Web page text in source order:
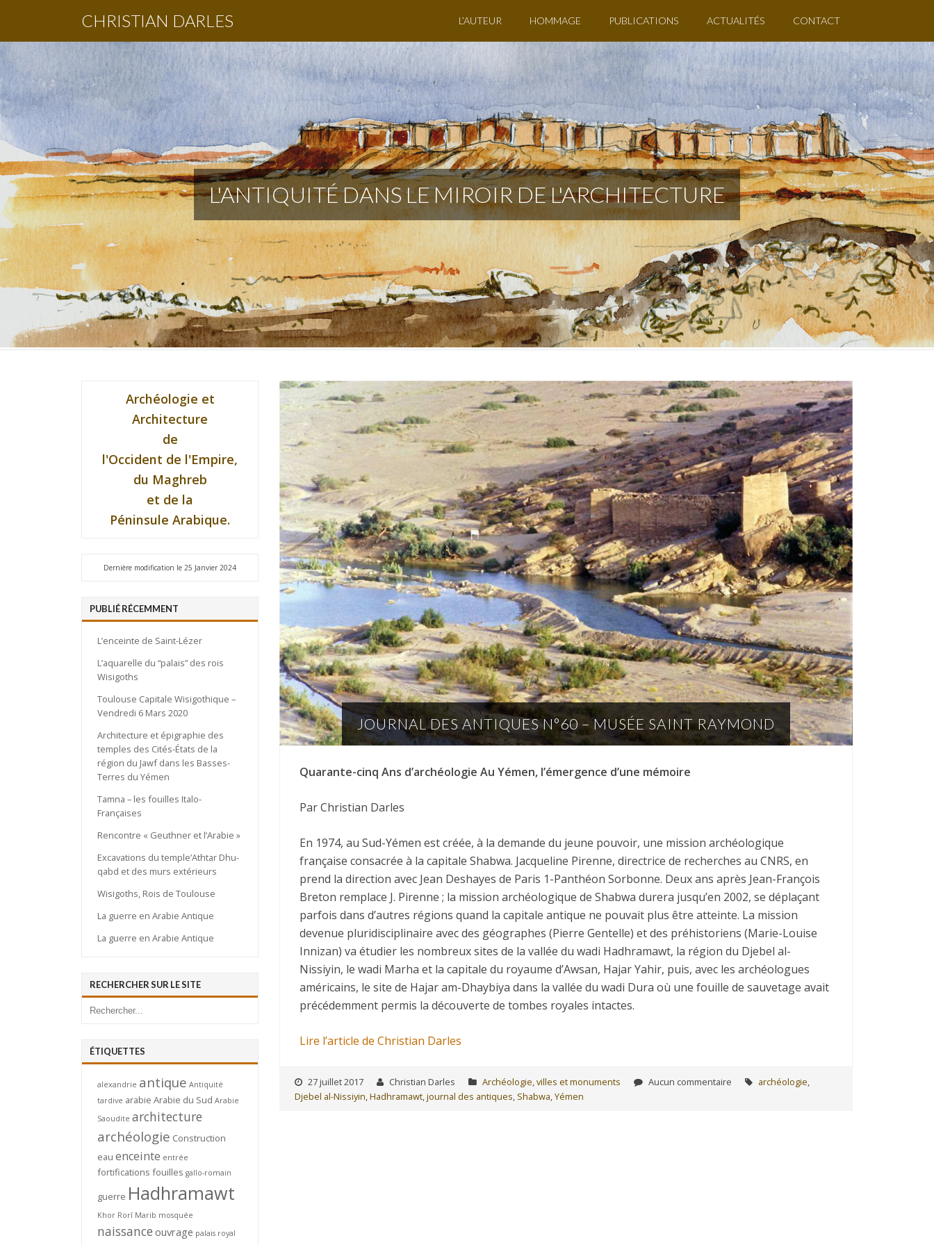
CHRISTIAN DARLES L’AUTEUR HOMMAGE PUBLICATIONS ACTUALITÉS CONTACT
L'ANTIQUITÉ DANS LE MIROIR DE L'ARCHITECTURE
JOURNAL DES ANTIQUES N°60 – MUSÉE SAINT RAYMOND
Quarante-cinq Ans d’archéologie Au Yémen, l’émergence d’une mémoire
Par Christian Darles
En 1974, au Sud-Yémen est créée, à la demande du jeune pouvoir, une mission archéologique
française consacrée à la capitale Shabwa. Jacqueline Pirenne, directrice de recherches au CNRS, en
prend la direction avec Jean Deshayes de Paris 1-Panthéon Sorbonne. Deux ans après Jean-François
Breton remplace J. Pirenne ; la mission archéologique de Shabwa durera jusqu’en 2002, se déplaçant
parfois dans d’autres régions quand la capitale antique ne pouvait plus être atteinte. La mission
devenue pluridisciplinaire avec des géographes (Pierre Gentelle) et des préhistoriens (Marie-Louise
Innizan) va étudier les nombreux sites de la vallée du wadi Hadhramawt, la région du Djebel al-
Nissiyin, le wadi Marha et la capitale du royaume d’Awsan, Hajar Yahir, puis, avec les archéologues
américains, le site de Hajar am-Dhaybiya dans la vallée du wadi Dura où une fouille de sauvetage avait
précédemment permis la découverte de tombes royales intactes.
Lire l’article de Christian Darles
27 juillet 2017 Christian Darles Archéologie, villes et monuments Aucun commentaire archéologie,
Djebel al-Nissiyin,Hadhramawt,journal des antiques, Shabwa,Yémen
Archéologie et
Architecture
de
l'Occident de l'Empire,
du Maghreb
et de la
Péninsule Arabique.
Dernière modification le 25 Janvier 2024
PUBLIÉ RÉCEMMENT
L’enceinte de Saint-Lézer
L’aquarelle du “palais” des rois
Wisigoths
Toulouse Capitale Wisigothique –
Vendredi 6 Mars 2020
Architecture et épigraphie des
temples des Cités-États de la
région du Jawf dans les Basses-
Terres du Yémen
Tamna – les fouilles Italo-
Françaises
Rencontre « Geuthner et l’Arabie »
Excavations du temple’Athtar Dhu-
qabd et des murs extérieurs
Wisigoths, Rois de Toulouse
La guerre en Arabie Antique
La guerre en Arabie Antique
RECHERCHER SUR LE SITE
ÉTIQUETTES
alexandrie antique Antiquité
tardive arabie Arabie du Sud Arabie
Saoudite architecture
archéologie Construction
eau enceinte entrée
fortifications fouilles gallo-romain
guerre Hadhramawt
Khor Rorî Marib mosquée
naissance ouvrage palais royal